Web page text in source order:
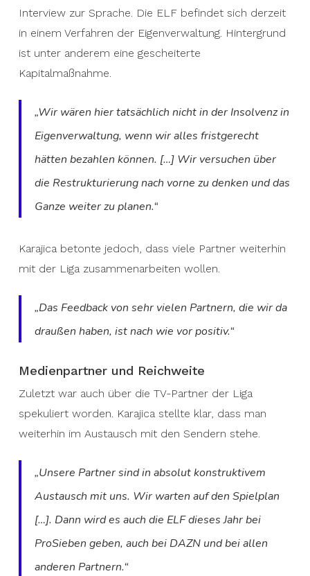
Interview zur Sprache. Die ELF befindet sich derzeit
in einem Verfahren der Eigenverwaltung. Hintergrund
ist unter anderem eine gescheiterte
Kapitalmaßnahme.
„Wir wären hier tatsächlich nicht in der Insolvenz in
Eigenverwaltung, wenn wir alles fristgerecht
hätten bezahlen können. […] Wir versuchen über
die Restrukturierung nach vorne zu denken und das
Ganze weiter zu planen.“
Karajica betonte jedoch, dass viele Partner weiterhin
mit der Liga zusammenarbeiten wollen.
„Das Feedback von sehr vielen Partnern, die wir da
draußen haben, ist nach wie vor positiv.“
Medienpartner und Reichweite
Zuletzt war auch über die TV-Partner der Liga
spekuliert worden. Karajica stellte klar, dass man
weiterhin im Austausch mit den Sendern stehe.
„Unsere Partner sind in absolut konstruktivem
Austausch mit uns. Wir warten auf den Spielplan
[…]. Dann wird es auch die ELF dieses Jahr bei
ProSieben geben, auch bei DAZN und bei allen
anderen Partnern.“